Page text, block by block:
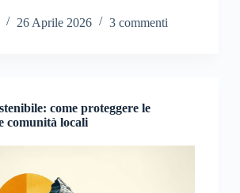
26 Aprile 2026 3 commenti
come proteggere le
comunità locali